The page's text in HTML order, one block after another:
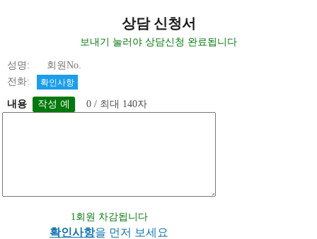
상담 신청서
보내기 눌러야 상담신청 완료됩니다
성명: 회원No.
전화:
확인사항
내용 0 / 최대 140자
1회원 차감됩니다
확인사항을 먼저 보세요